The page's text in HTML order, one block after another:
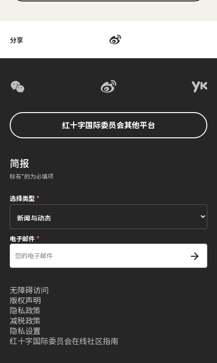
分享
红十字国际委员会其他平台
简报
标有*的为必填项
选择类型*
电子邮件*
无障碍访问
版权声明
隐私政策
减税政策
隐私设置
红十字国际委员会在线社区指南